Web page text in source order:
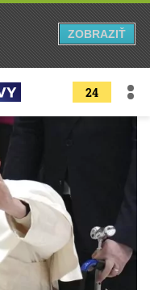
24
ZOBRAZIŤ